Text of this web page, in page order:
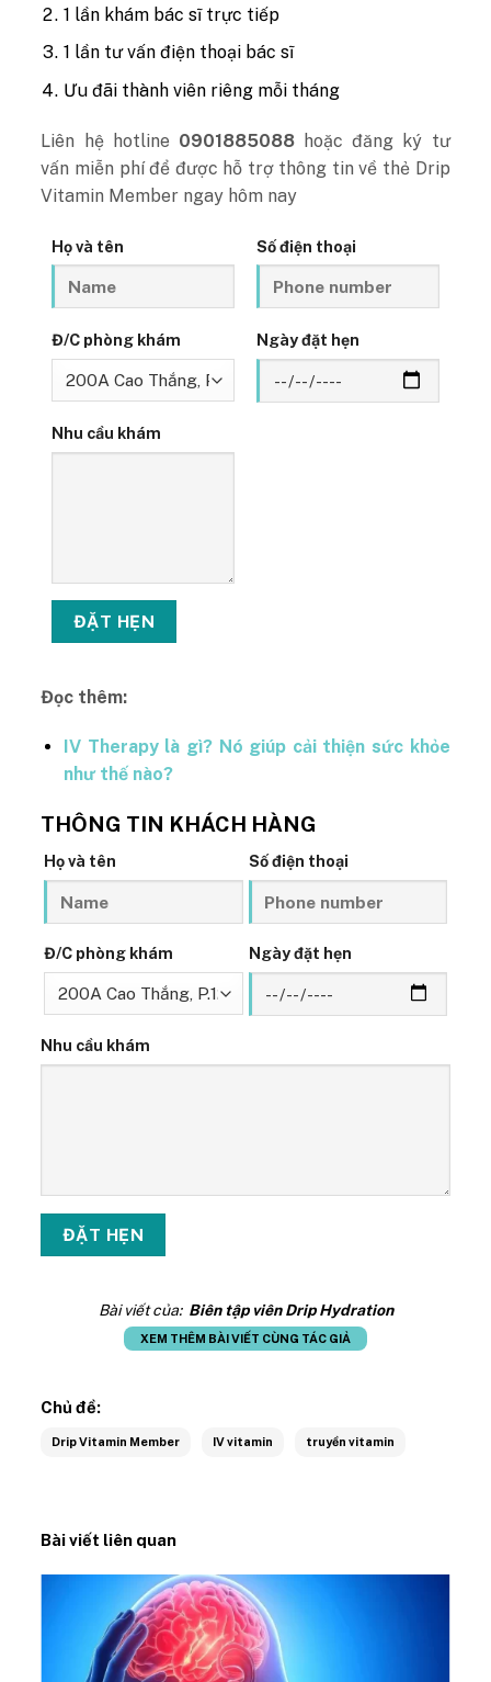
1 lần khám bác sĩ trực tiếp
1 lần tư vấn điện thoại bác sĩ
Ưu đãi thành viên riêng mỗi tháng
Liên hệ hotline 0901885088hoặc đăng ký tư
vấn miễn phí để được hỗ trợ thông tin về thẻ Drip
Vitamin Member ngay hôm nay
Họ và tên Số điện thoại
Đ/C phòng khám Ngày đặt hẹn
Nhu cầu khám
Đọc thêm:
IV Therapy là gì? Nó giúp cải thiện sức khỏe
như thế nào?
THÔNG TIN KHÁCH HÀNG
Họ và tên Số điện thoại
Đ/C phòng khám Ngày đặt hẹn
Nhu cầu khám
Bài viết của: Biên tập viên Drip Hydration
XEM THÊM BÀI VIẾT CÙNG TÁC GIẢ
Chủ đề:
Drip Vitamin Member IV vitamin truyền vitamin
Bài viết liên quan